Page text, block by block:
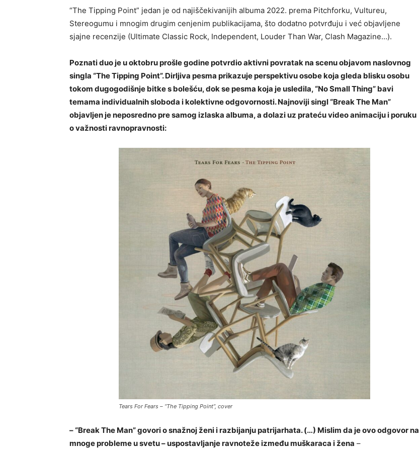
“The Tipping Point” jedan je od najiščekivanijih albuma 2022. prema Pitchforku, Vultureu,
Stereogumu i mnogim drugim cenjenim publikacijama, što dodatno potvrđuju i već objavljene
sjajne recenzije (Ultimate Classic Rock, Independent, Louder Than War, Clash Magazine…).
Poznati duo je u oktobru prošle godine potvrdio aktivni povratak na scenu objavom naslovnog
singla “The Tipping Point”. Dirljiva pesma prikazuje perspektivu osobe koja gleda blisku osobu
tokom dugogodišnje bitke s bolešću, dok se pesma koja je usledila, “No Small Thing” bavi
temama individualnih sloboda i kolektivne odgovornosti. Najnoviji singl “Break The Man”
objavljen je neposredno pre samog izlaska albuma, a dolazi uz prateću video animaciju i poruku
o važnosti ravnopravnosti:
Tears For Fears – “The Tipping Point”, cover
– “Break The Man” govori o snažnoj ženi i razbijanju patrijarhata. (…) Mislim da je ovo odgovor na
mnoge probleme u svetu – uspostavljanje ravnoteže između muškaraca i žena –